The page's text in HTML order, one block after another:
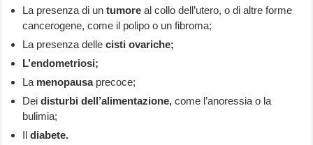
La presenza di untumore al collo dell’utero, o di altre forme
cancerogene, come il polipo o un fibroma;
La presenza dellecisti ovariche;
L’endometriosi;
La menopausaprecoce;
Deidisturbi dell’alimentazione, come l’anoressia o la
bulimia;
Ildiabete.